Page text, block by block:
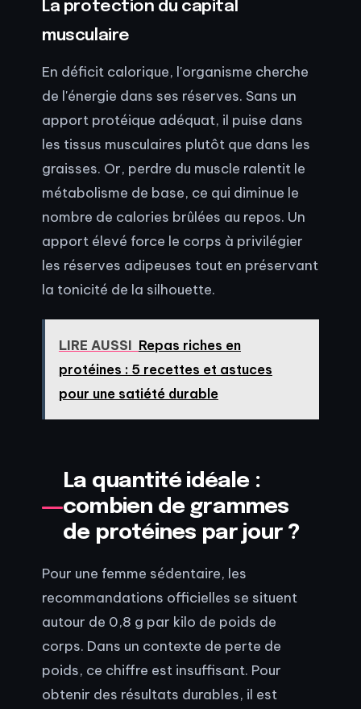
La protection du capital
musculaire
En déficit calorique, l'organisme cherche
de l'énergie dans ses réserves. Sans un
apport protéique adéquat, il puise dans
les tissus musculaires plutôt que dans les
graisses. Or, perdre du muscle ralentit le
métabolisme de base, ce qui diminue le
nombre de calories brûlées au repos. Un
apport élevé force le corps à privilégier
les réserves adipeuses tout en préservant
la tonicité de la silhouette.
LIRE AUSSI Repas riches en
protéines : 5 recettes et astuces
pour une satiété durable
La quantité idéale :
combien de grammes
de protéines par jour ?
Pour une femme sédentaire, les
recommandations officielles se situent
autour de 0,8 g par kilo de poids de
corps. Dans un contexte de perte de
poids, ce chiffre est insuffisant. Pour
obtenir des résultats durables, il est